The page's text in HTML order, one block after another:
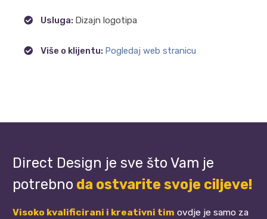
Usluga: Dizajn logotipa
Više o klijentu: Pogledaj web stranicu
Direct Design je sve što Vam je
potrebno da ostvarite svoje ciljeve!
Visoko kvalificirani i kreativni tim ovdje je samo za